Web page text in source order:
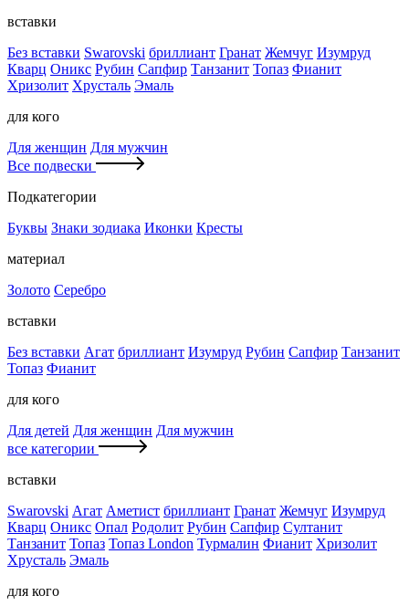
вставки
Без вставки Swarovski бриллиант Гранат Жемчуг Изумруд
Кварц Оникс Рубин Сапфир Танзанит Топаз Фианит
Хризолит Хрусталь Эмаль
для кого
Для женщин Для мужчин
Все подвески
Подкатегории
Буквы Знаки зодиака Иконки Кресты
материал
Золото Серебро
вставки
Без вставки Агат бриллиант Изумруд Рубин Сапфир Танзанит
Топаз Фианит
для кого
Для детей Для женщин Для мужчин
все категории
вставки
Swarovski Агат Аметист бриллиант Гранат Жемчуг Изумруд
Кварц Оникс Опал Родолит Рубин Сапфир Султанит
Танзанит Топаз Топаз London Турмалин Фианит Хризолит
Хрусталь Эмаль
для кого